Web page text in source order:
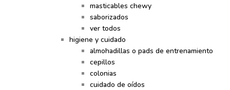
masticables chewy
saborizados
ver todos
higiene y cuidado
almohadillas o pads de entrenamiento
cepillos
colonias
cuidado de oídos